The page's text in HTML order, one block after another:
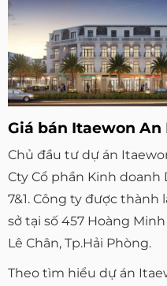
Giá bán Itaewon An
Chủ đầu tư dự án
Cty Cổ phần Kinh doanh
7&1. Công ty được thành
sở tại số 457 Hoàng
Lê Chân, Tp.Hải Phòng.
Theo tìm hiểu dự án